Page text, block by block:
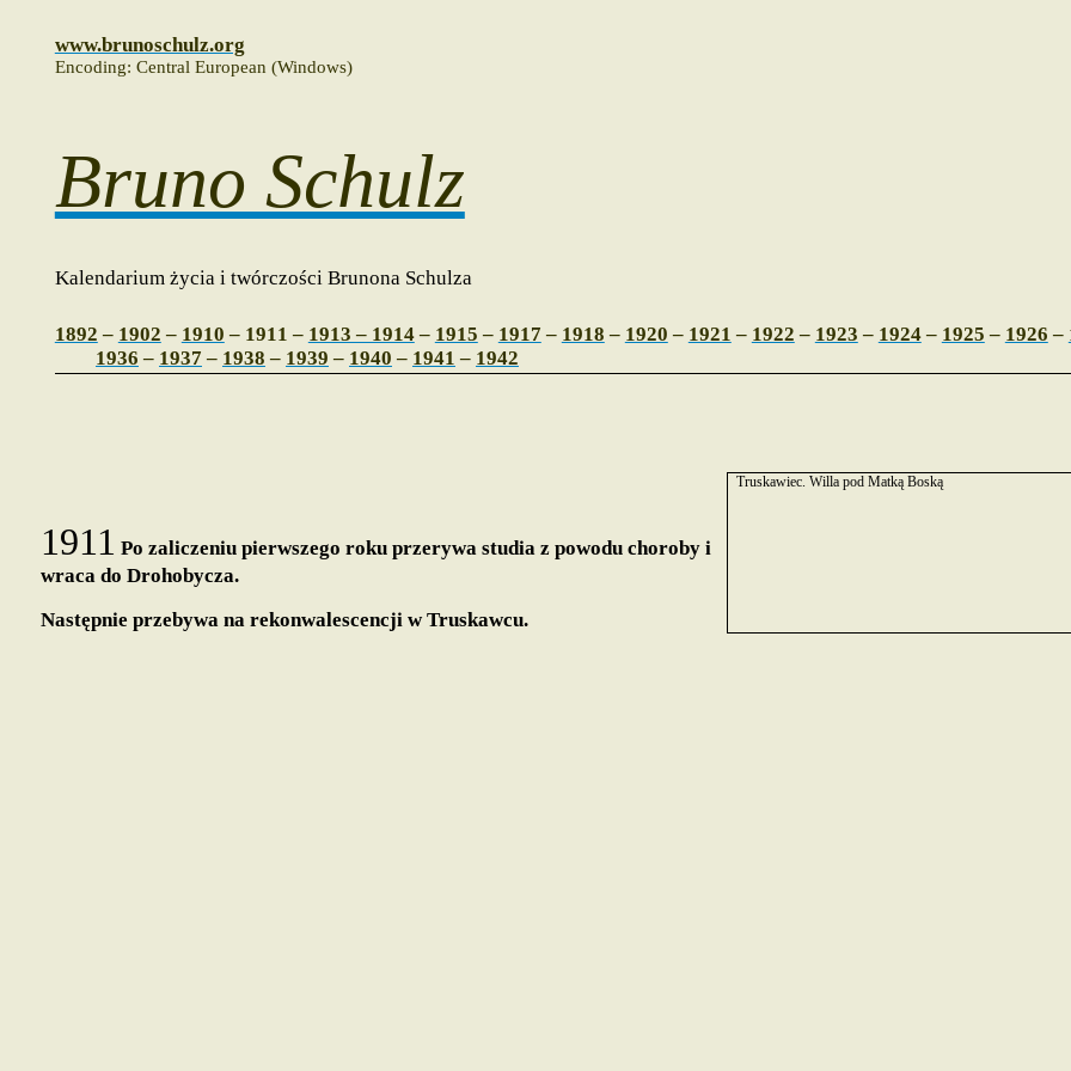
www.brunoschulz.org
Encoding: Central European (Windows)
Bruno Schulz
Kalendarium życia i twórczości Brunona Schulza
1892 – 1902 – 1910 – 1911 – 1913 – 1914– 1915 – 1917 – 1918 – 1920 – 1921 – 1922 – 1923 – 1924– 1925 – 1926 –
1936 – 1937 – 1938 – 1939 – 1940 – 1941 – 1942
1911 Po zaliczeniu pierwszego roku przerywa studia z powodu choroby i
wraca do Drohobycza.
Następnie przebywa na rekonwalescencji w Truskawcu.
Truskawiec. Willa pod Matką Boską